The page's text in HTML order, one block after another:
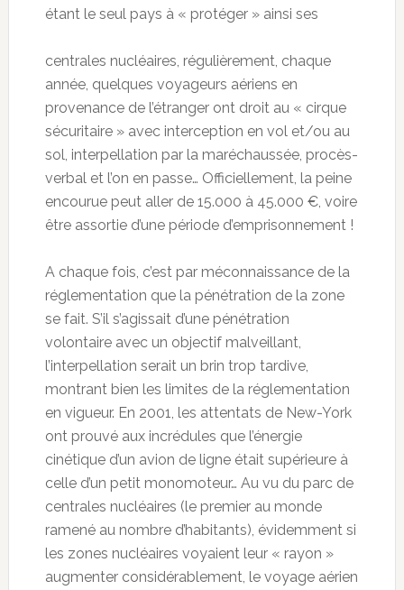
étant le seul pays à « protéger » ainsi ses
centrales nucléaires, régulièrement, chaque
année, quelques voyageurs aériens en
provenance de l’étranger ont droit au « cirque
sécuritaire » avec interception en vol et/ou au
sol, interpellation par la maréchaussée, procès-
verbal et l’on en passe… Officiellement, la peine
encourue peut aller de 15.000 à 45.000 €, voire
être assortie d’une période d’emprisonnement !
A chaque fois, c’est par méconnaissance de la
réglementation que la pénétration de la zone
se fait. S’il s’agissait d’une pénétration
volontaire avec un objectif malveillant,
l’interpellation serait un brin trop tardive,
montrant bien les limites de la réglementation
en vigueur. En 2001, les attentats de New-York
ont prouvé aux incrédules que l’énergie
cinétique d’un avion de ligne était supérieure à
celle d’un petit monomoteur… Au vu du parc de
centrales nucléaires (le premier au monde
ramené au nombre d’habitants), évidemment si
les zones nucléaires voyaient leur « rayon »
augmenter considérablement, le voyage aérien